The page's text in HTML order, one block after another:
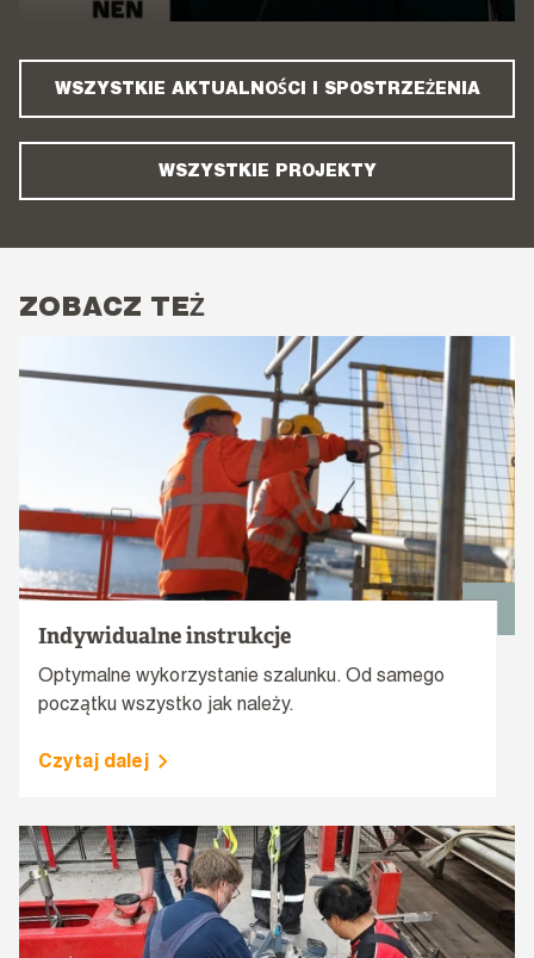
WSZYSTKIE AKTUALNOŚCI I SPOSTRZEŻENIA
WSZYSTKIE PROJEKTY
ZOBACZ TEŻ
Indywidualne instrukcje
Optymalne wykorzystanie szalunku. Od samego
początku wszystko jak należy.
Czytaj dalej